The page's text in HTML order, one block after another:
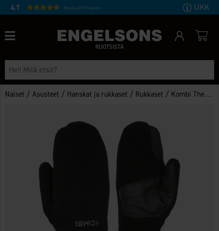
4.7 Perustuu 27231 ääneen UKK
RUOTSISTA
Naiset /Asusteet / Hanskat ja rukkaset / Rukkaset / Kombi The Windguardian lapaset naisten